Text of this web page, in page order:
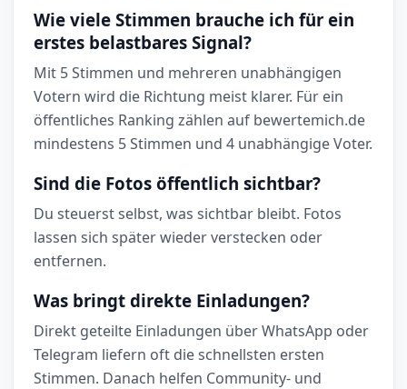
Wie viele Stimmen brauche ich für ein
erstes belastbares Signal?
Mit 5 Stimmen und mehreren unabhängigen
Votern wird die Richtung meist klarer. Für ein
öffentliches Ranking zählen auf bewertemich.de
mindestens 5 Stimmen und 4 unabhängige Voter.
Sind die Fotos öffentlich sichtbar?
Du steuerst selbst, was sichtbar bleibt. Fotos
lassen sich später wieder verstecken oder
entfernen.
Was bringt direkte Einladungen?
Direkt geteilte Einladungen über WhatsApp oder
Telegram liefern oft die schnellsten ersten
Stimmen. Danach helfen Community- und